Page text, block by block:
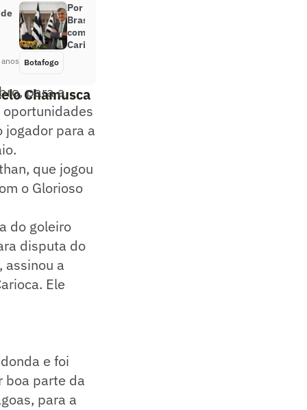
anos
Por curto intervalo para a Copa do
Brasil, Botafogo entra em contato
com FERJ para adiar jogo do
Carioca
Botafogo
Chamusca
para a
jogador para a
que jogou
o Glorioso
do goleiro
disputa do
assinou a
Ele
e foi
boa parte da
para a